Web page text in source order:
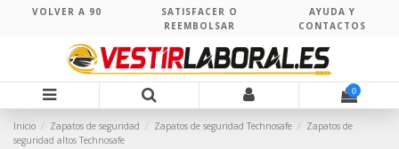
VOLVER A 90
SATISFACER O
REEMBOLSAR
AYUDA Y
CONTACTOS
0
Inicio Zapatos de seguridad Zapatos de seguridad Technosafe
Zapatos de
seguridad altos Technosafe